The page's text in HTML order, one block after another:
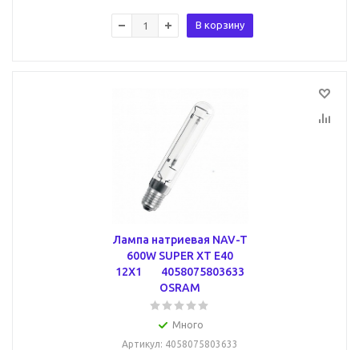
В корзину
Лампа натриевая NAV-T
600W SUPER XT E40
12X1 4058075803633
OSRAM
Много
Артикул: 4058075803633